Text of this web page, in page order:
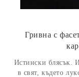
Гривна с
Истински блясък.
в свят, където